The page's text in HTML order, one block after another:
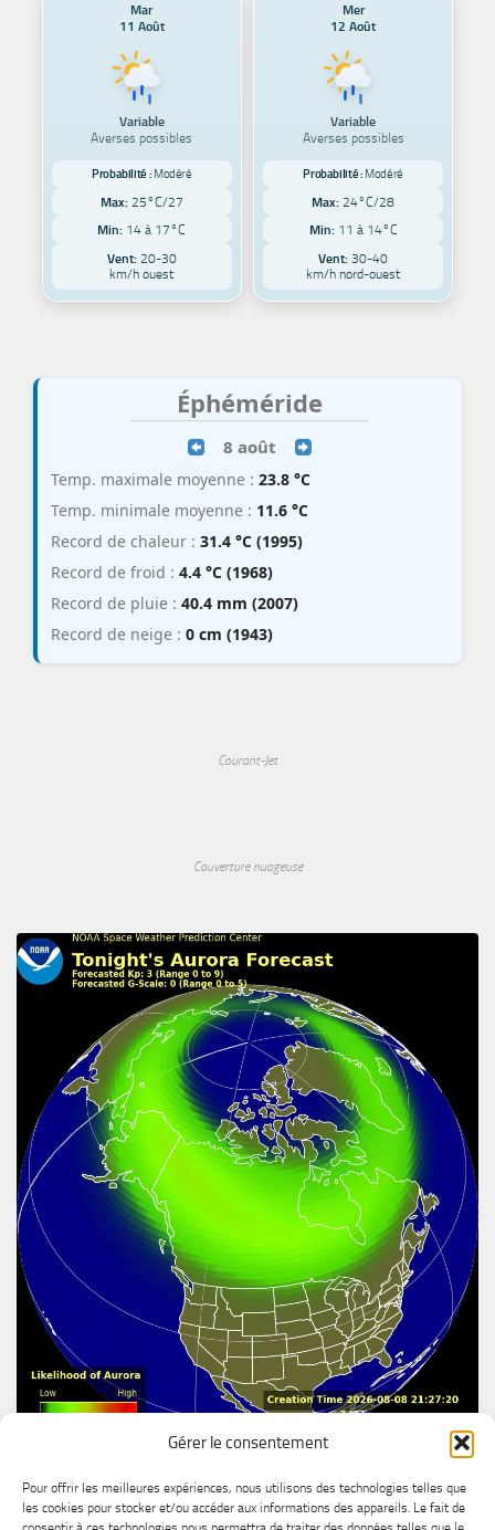
Gérer le consentement
Pour offrir les meilleures expériences, nous utilisons des technologies telles que
les cookies pour stocker et/ou accéder aux informations des appareils. Le fait de
Mar
11 Août
Variable
Averses possibles
Probabilité : Modéré
Max: 25°C/27
Min: 14 à 17°C
Vent:20-30
km/h ouest
Mer
12 Août
Variable
Averses possibles
Probabilité : Modéré
Max: 24°C/28
Min: 11 à 14°C
Vent: 30-40
km/h nord-ouest
Éphéméride
8 août
Temp. maximale moyenne : 23.8 °C
Temp. minimale moyenne : 11.6 °C
Record de chaleur : 31.4 °C (1995)
Record de froid : 4.4 °C (1968)
Record de pluie : 40.4 mm (2007)
Record de neige : 0 cm (1943)
Courant-Jet
Couverture nuageuse